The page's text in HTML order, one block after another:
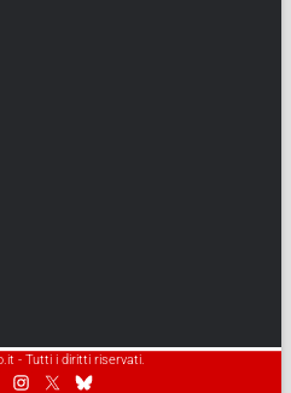
- Tutti i diritti riservati.